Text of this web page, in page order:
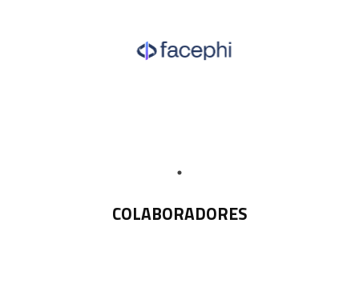
COLABORADORES